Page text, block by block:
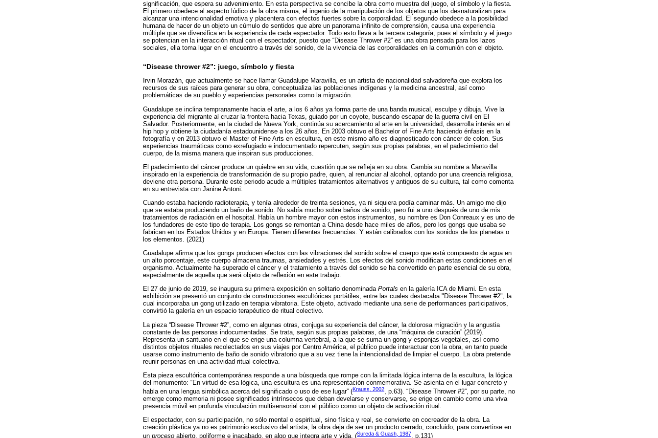
significación, que espera su advenimiento. En esta perspectiva se concibe la obra como muestra del juego, el símbolo y la fiesta.
El primero obedece al aspecto lúdico de la obra misma, el ingenio de la manipulación de los objetos que los desnaturalizan para
alcanzar una intencionalidad emotiva y placentera con efectos fuertes sobre la corporalidad. El segundo obedece a la posibilidad
humana de hacer de un objeto un cúmulo de sentidos que abre un panorama infinito de comprensión, causa una experiencia
múltiple que se diversifica en la experiencia de cada espectador. Todo esto lleva a la tercera categoría, pues el símbolo y el juego
se potencian en la interacción ritual con el espectador, puesto que “Disease Thrower #2” es una obra pensada para los lazos
sociales, ella toma lugar en el encuentro a través del sonido, de la vivencia de las corporalidades en la comunión con el objeto.
“Disease thrower #2”: juego, símbolo y fiesta
Irvin Morazán, que actualmente se hace llamar Guadalupe Maravilla, es un artista de nacionalidad salvadoreña que explora los
recursos de sus raíces para generar su obra, conceptualiza las poblaciones indígenas y la medicina ancestral, así como
problemáticas de su pueblo y experiencias personales como la migración.
Guadalupe se inclina tempranamente hacia el arte, a los 6 años ya forma parte de una banda musical, esculpe y dibuja. Vive la
experiencia del migrante al cruzar la frontera hacia Texas, guiado por un coyote, buscando escapar de la guerra civil en El
Salvador. Posteriormente, en la ciudad de Nueva York, continúa su acercamiento al arte en la universidad, desarrolla interés en el
hip hop y obtiene la ciudadanía estadounidense a los 26 años. En 2003 obtuvo el Bachelor of Fine Arts haciendo énfasis en la
fotografía y en 2013 obtuvo el Master of Fine Arts en escultura, en este mismo año es diagnosticado con cáncer de colon. Sus
experiencias traumáticas como exrefugiado e indocumentado repercuten, según sus propias palabras, en el padecimiento del
cuerpo, de la misma manera que inspiran sus producciones.
El padecimiento del cáncer produce un quiebre en su vida, cuestión que se refleja en su obra. Cambia su nombre a Maravilla
inspirado en la experiencia de transformación de su propio padre, quien, al renunciar al alcohol, optando por una creencia religiosa,
deviene otra persona. Durante este periodo acude a múltiples tratamientos alternativos y antiguos de su cultura, tal como comenta
en su entrevista con Janine Antoni:
Cuando estaba haciendo radioterapia, y tenía alrededor de treinta sesiones, ya ni siquiera podía caminar más. Un amigo me dijo
que se estaba produciendo un baño de sonido. No sabía mucho sobre baños de sonido, pero fui a uno después de uno de mis
tratamientos de radiación en el hospital. Había un hombre mayor con estos instrumentos, su nombre es Don Conreaux y es uno de
los fundadores de este tipo de terapia. Los gongs se remontan a China desde hace miles de años, pero los gongs que usaba se
fabrican en los Estados Unidos y en Europa. Tienen diferentes frecuencias. Y están calibrados con los sonidos de los planetas o
los elementos. (2021)
Guadalupe afirma que los gongs producen efectos con las vibraciones del sonido sobre el cuerpo que está compuesto de agua en
un alto porcentaje, este cuerpo almacena traumas, ansiedades y estrés. Los efectos del sonido modifican estas condiciones en el
organismo. Actualmente ha superado el cáncer y el tratamiento a través del sonido se ha convertido en parte esencial de su obra,
especialmente de aquella que será objeto de reflexión en este trabajo.
El 27 de junio de 2019, se inaugura su primera exposición en solitario denominada Portals en la galería ICA de Miami. En esta
exhibición se presentó un conjunto de construcciones escultóricas portátiles, entre las cuales destacaba "Disease Thrower #2", la
cual incorporaba un gong utilizado en terapia vibratoria. Este objeto, activado mediante una serie de performances participativos,
convirtió la galería en un espacio terapéutico de ritual colectivo.
La pieza “Disease Thrower #2”, como en algunas otras conjuga su experiencia del cáncer, la dolorosa migración y la angustia
constante de las personas indocumentadas. Se trata, según sus propias palabras, de una “máquina de curación” (2019).
Representa un santuario en el que se erige una columna vertebral, a la que se suma un gong y esponjas vegetales, así como
distintos objetos rituales recolectados en sus viajes por Centro América, el público puede interactuar con la obra, en tanto puede
usarse como instrumento de baño de sonido vibratorio que a su vez tiene la intencionalidad de limpiar el cuerpo. La obra pretende
reunir personas en una actividad ritual colectiva.
Esta pieza escultórica contemporánea responde a una búsqueda que rompe con la limitada lógica interna de la escultura, la lógica
del monumento: “En virtud de esa lógica, una escultura es una representación conmemorativa. Se asienta en el lugar concreto y
habla en una lengua simbólica acerca del significado o uso de ese lugar” (Krauss, 2002, p.63). “Disease Thrower #2”, por su parte, no
emerge como memoria ni posee significados intrínsecos que deban develarse y conservarse, se erige en cambio como una viva
presencia móvil en profunda vinculación multisensorial con el público como un objeto de activación ritual.
El espectador, con su participación, no sólo mental o espiritual, sino física y real, se convierte en cocreador de la obra. La
creación plástica ya no es patrimonio exclusivo del artista; la obra deja de ser un producto cerrado, concluido, para convertirse en
un proceso abierto, poliforme e inacabado, en algo que integra arte y vida. (Sureda & Guash, 1987, p.131)